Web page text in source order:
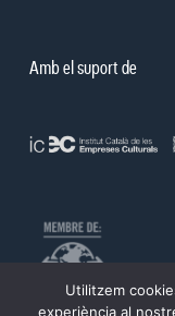
Amb el suport de
Utilitzem
experiència al